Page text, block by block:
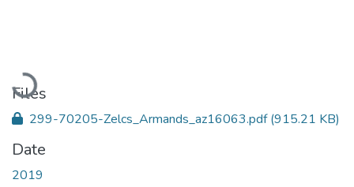
Loading...
Files
299-70205-Zelcs_Armands_az16063.pdf(915.21 KB)
Date
2019